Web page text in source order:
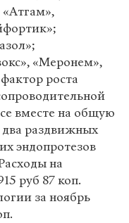
«Меронем»,
роста
вместе на общую
два раздвижных
эндопротезов
на
руб 87 коп.
за ноябрь